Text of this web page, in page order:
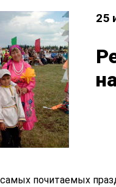
25
почитаемых